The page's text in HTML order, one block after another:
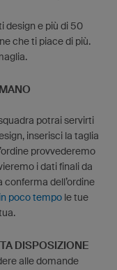
design e più di 50
che ti piace di più.
potrai servirti
inserisci la taglia
provvederemo
i dati finali da
dell’ordine
in poco tempo le tue
DISPOSIZIONE
alle domande